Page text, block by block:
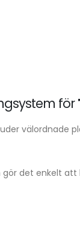
för
välordnade
det enkelt